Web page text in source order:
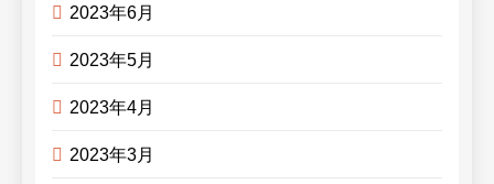
2023年6月
2023年5月
2023年4月
2023年3月